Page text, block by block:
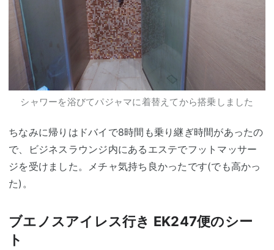
シャワーを浴びてパジャマに着替えてから搭乗しました
ちなみに帰りはドバイで8時間も乗り継ぎ時間があったの
で、ビジネスラウンジ内にあるエステでフットマッサー
ジを受けました。メチャ気持ち良かったです(でも高かっ
た)。
ブエノスアイレス行き EK247便のシー
ト